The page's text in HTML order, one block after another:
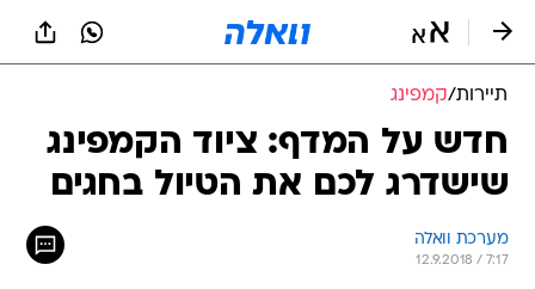
תיירות/קמפינג
חדש על המדף: ציוד הקמפינג
שישדרג לכם את הטיול בחגים
מערכת וואלה
12.9.2018 / 7:17